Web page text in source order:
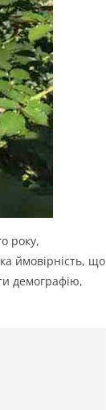
року,
ймовірність, що
демографію,